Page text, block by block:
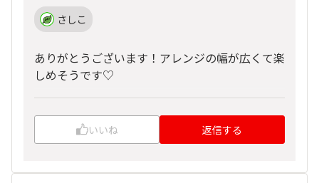
さしこ
ありがとうございます！アレンジの幅が広くて楽
しめそうです♡
いいね 返信する